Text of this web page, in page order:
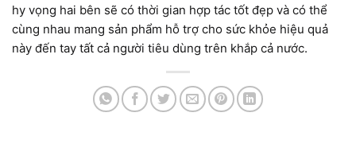
hy vọng hai bên sẽ có thời gian hợp tác tốt đẹp và có thể
cùng nhau mang sản phẩm hỗ trợ cho sức khỏe hiệu quả
này đến tay tất cả người tiêu dùng trên khắp cả nước.